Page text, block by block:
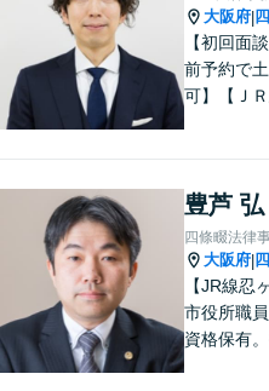
大阪府|
【初回面
前予約で
可】【Ｊ
の状況に
策をご提
を少しで
力いたし
豊芦 弘
四條畷法律
大阪府|
【JR線忍
市役所職
資格保有